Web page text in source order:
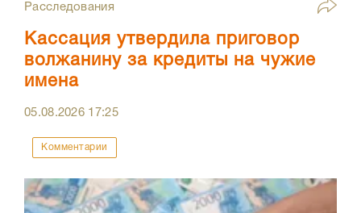
Расследования
Кассация утвердила приговор
волжанину за кредиты на чужие
имена
05.08.2026 17:25
Комментарии